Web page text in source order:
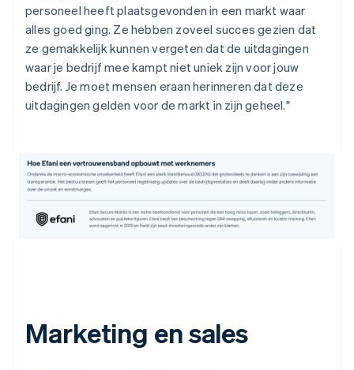
personeel heeft plaatsgevonden in een markt waar
alles goed ging. Ze hebben zoveel succes gezien dat
ze gemakkelijk kunnen vergeten dat de uitdagingen
waar je bedrijf mee kampt niet uniek zijn voor jouw
bedrijf. Je moet mensen eraan herinneren dat deze
uitdagingen gelden voor de markt in zijn geheel."
Marketing en sales